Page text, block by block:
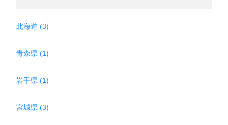
北海道 (3)
青森県 (1)
岩手県 (1)
宮城県 (3)